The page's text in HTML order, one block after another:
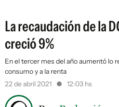
La recaudación de la
creció 9%
En el tercer mes del año aumentó lo
consumo y a la renta
22 de abril 2021
12:03 hs